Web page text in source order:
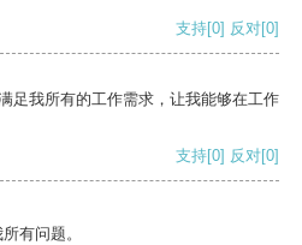
支持[0] 反对[0]
足我所有的工作需求，让我能够在工作
支持[0] 反对[0]
有问题。